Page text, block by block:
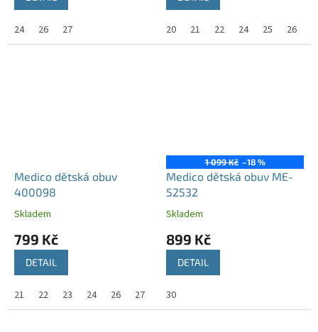
24 26 27 20 21 22 24 25 26
Medico dětská obuv
400098
Skladem
799 Kč
DETAIL
21 22 23 24 26 27
1 099 Kč –18 %
Medico dětská obuv ME-
52532
Skladem
899 Kč
DETAIL
30